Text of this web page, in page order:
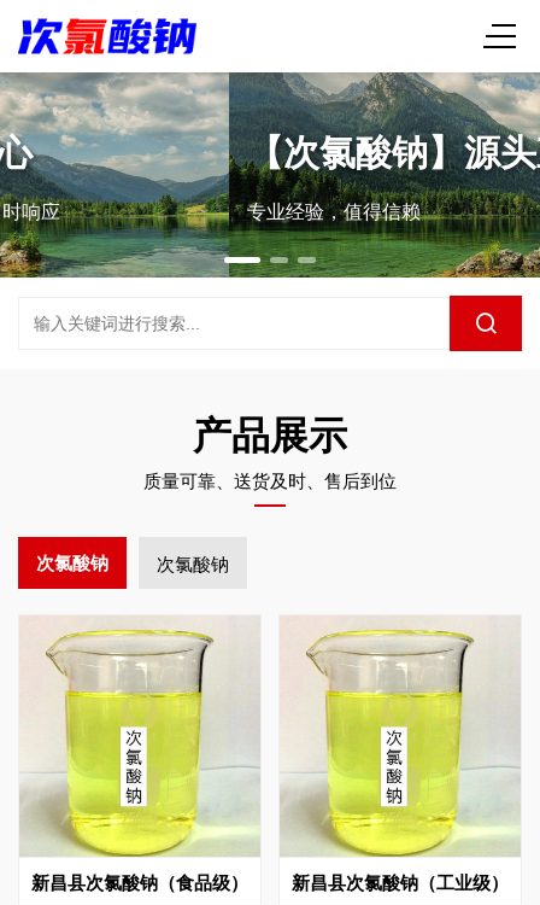
【次氯酸钠】源头直供
专业经验，值得信赖
产品展示
质量可靠、送货及时、售后到位
次氯酸钠 次氯酸钠
新昌县次氯酸钠（食品级） 新昌县次氯酸钠（工业级）